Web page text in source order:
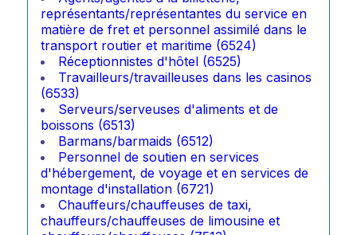
représentants/représentantes du service en
matière de fret et personnel assimilé dans le
transport routier et maritime (6524)
Réceptionnistes d'hôtel (6525)
Travailleurs/travailleuses dans les casinos
(6533)
Serveurs/serveuses d'aliments et de
boissons (6513)
Barmans/barmaids (6512)
Personnel de soutien en services
d'hébergement, de voyage et en services de
montage d'installation (6721)
Chauffeurs/chauffeuses de taxi,
chauffeurs/chauffeuses de limousine et